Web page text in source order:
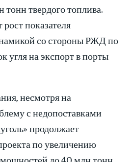
тонн твердого топлива.
показателя
со стороны РЖД по
угля на экспорт в порты
несмотря на
с недопоставками
продолжает
по увеличению
до 40 млн тонн